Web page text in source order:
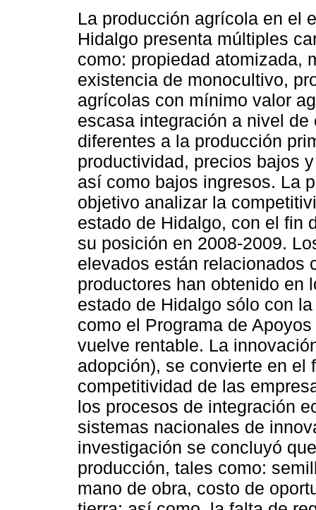
La producción agrícola en el
Hidalgo presenta múltiples
como: propiedad atomizada,
existencia de monocultivo,
agrícolas con mínimo valor
escasa integración a nivel de
diferentes a la producción
productividad, precios bajos
así como bajos ingresos. La
objetivo analizar la
estado de Hidalgo, con el fin
su posición en 2008-2009.
elevados están relacionados
productores han obtenido en
estado de Hidalgo sólo con
como el Programa de
vuelve rentable. La
adopción), se convierte en el
competitividad de las
los procesos de integración
sistemas nacionales de
investigación se concluyó
producción, tales como:
mano de obra, costo de